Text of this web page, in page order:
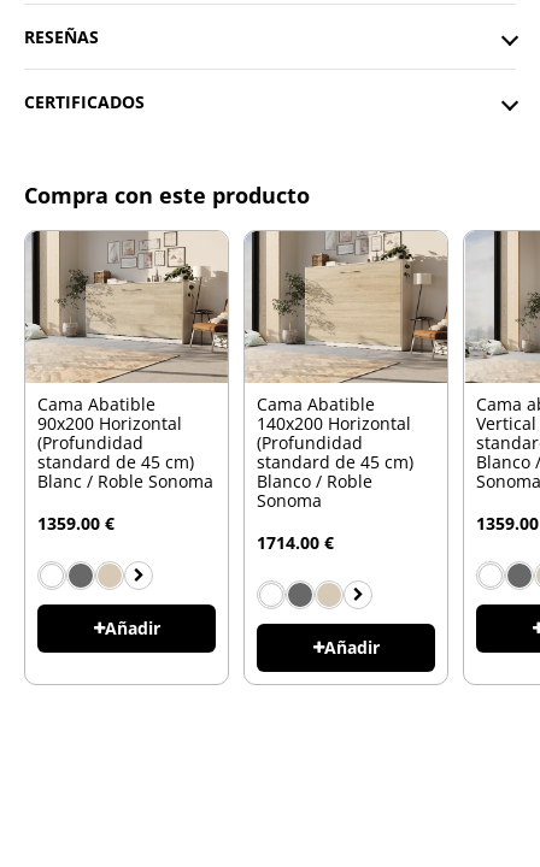
RESEÑAS
CERTIFICADOS
Compra con este producto
Cama Abatible
90x200 Horizontal
(Profundidad
standard de 45 cm)
Blanc / Roble Sonoma
1359.00 €
Añadir
Cama Abatible
140x200 Horizontal
(Profundidad
standard de 45 cm)
Blanco / Roble
Sonoma
1714.00 €
Añadir
Cama
Blanco